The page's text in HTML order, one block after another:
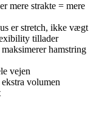
mere strakte = mere
er stretch, ikke vægt
tillader
hamstring
vejen
volumen